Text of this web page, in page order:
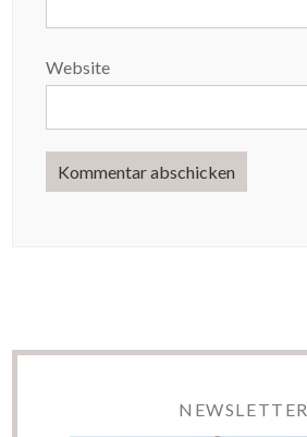
Website
NEWSLETTER